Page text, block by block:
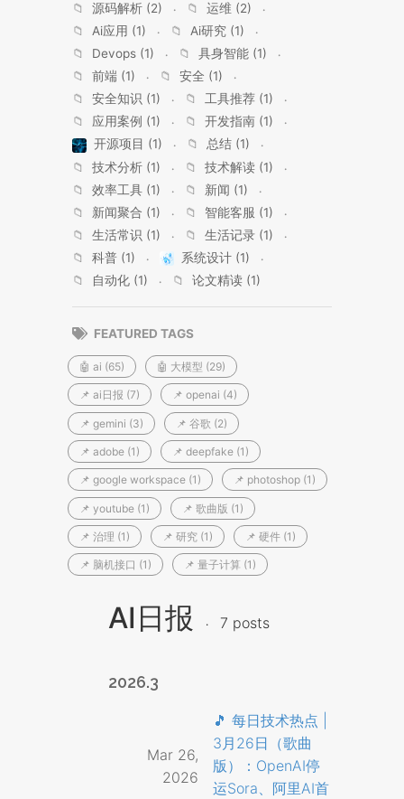
📁
源码解析 (2) 📁
运维 (2)
📁
Ai应用 (1) 📁
Ai研究 (1)
📁
Devops (1) 📁
具身智能 (1)
📁
前端 (1) 📁
安全 (1)
📁
安全知识 (1) 📁
工具推荐 (1)
📁
应用案例 (1) 📁
开发指南 (1)
开源项目 (1)
📁
总结 (1)
📁
技术分析 (1) 📁
技术解读 (1)
📁
效率工具 (1) 📁
新闻 (1)
📁
新闻聚合 (1) 📁
智能客服 (1)
📁
生活常识 (1) 📁
生活记录 (1)
📁
科普 (1)
系统设计 (1)
📁
自动化 (1) 📁 论文精读 (1)
FEATURED TAGS
🤖 ai (65) 🤖 大模型 (29)
📌 ai日报 (7) 📌 openai (4)
📌 gemini (3) 📌 谷歌 (2)
📌 adobe (1) 📌 deepfake (1)
📌 google workspace (1) 📌 photoshop (1)
📌 youtube (1) 📌 歌曲版 (1)
📌 治理 (1) 📌 研究 (1) 📌 硬件 (1)
📌 脑机接口 (1) 📌 量子计算 (1)
AI日报 7 posts
2026.3
Mar 26,
2026
🎵 每日技术热点 |
3月26日（歌曲
版）：OpenAI停
运Sora、阿里AI首